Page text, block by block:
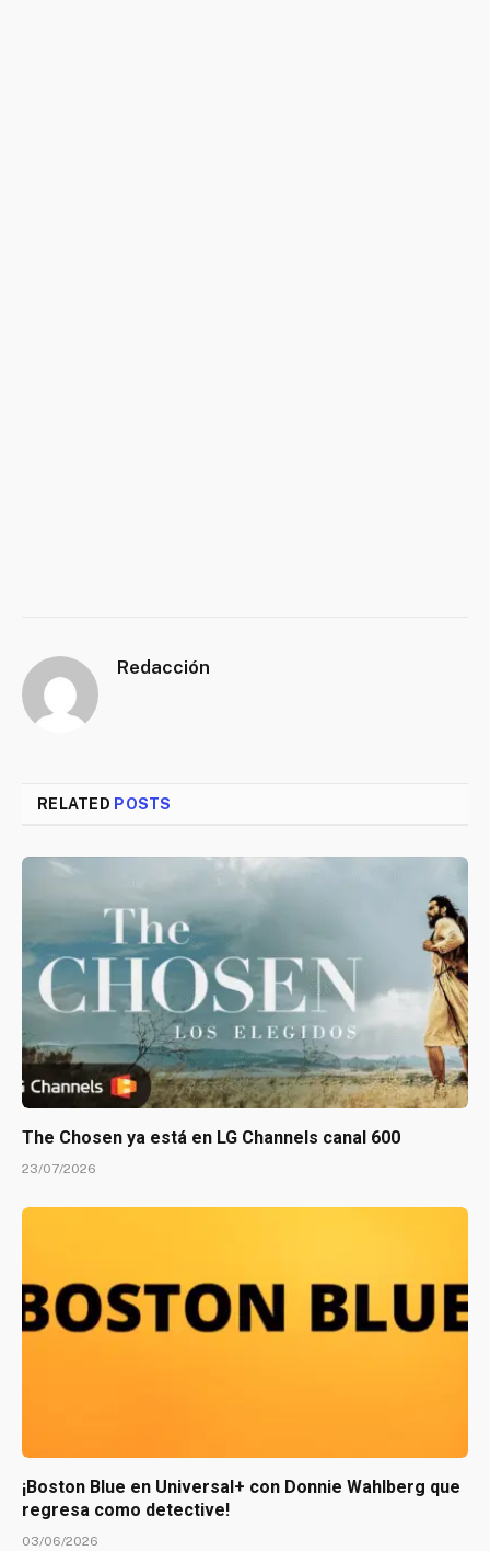
Redacción
RELATED POSTS
The Chosen ya está en LG Channels canal 600
23/07/2026
¡Boston Blue en Universal+ con Donnie Wahlberg que
regresa como detective!
03/06/2026